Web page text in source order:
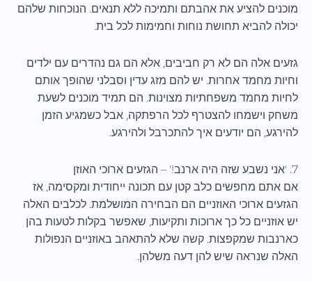
מוכנים להציע את אהבתם ותמיכה ללא תנאים. הנוכחות שלהם
יכולה להביא תחושת נוחות וחמימות לכל בית.
גזעים אלה הם לא רק חביבים, אלא הם גם נהדרים עם ילדים
וחיות מחמד אחרות. יש להם מזג עדין וסבלני שהופך אותם
לחיות מחמד משפחתיות מצוינות. הם תמיד מוכנים לשעת
משחק וישמחו להצטרף לכל הרפתקה, אבל כשמגיע הזמן
להירגע, הם יודעים איך להתכרבל ולהירגע.
7. 'אני נשבע שזה היה ארנב!' – הגזעים ארוכי האוזן
אם אתם מחפשים כלב קטן עם תכונה ייחודית ומקסימה, אז
הגזעים ארוכי האוזניים הם הבחירה המושלמת. לכלבים האלה
יש אוזניים כל כך ארוכות ותקיעות, שאפשר בקלות לטעות בהן
כארנבות שמקפצות. קשה שלא להתאהב באוזניים הנפולות
האלה שנראה שיש להן דעה משלהן.